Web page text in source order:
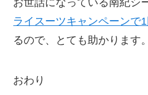
ライスーツキャンペーンで
るので、とても助かります。
おわり